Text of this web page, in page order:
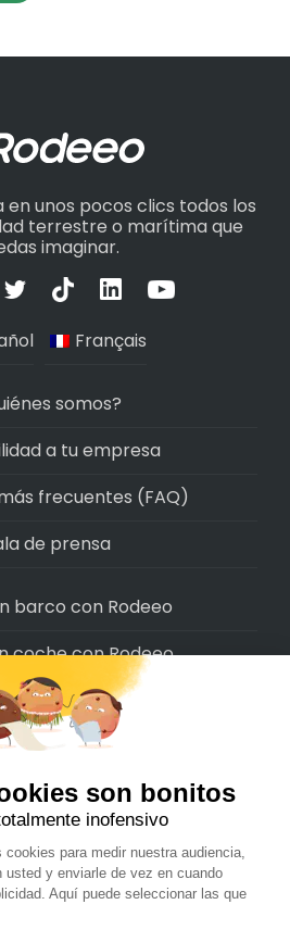
en unos pocos clics todos los
terrestre o marítima que
imaginar.
Français
somos?
a tu empresa
frecuentes (FAQ)
de prensa
barco con Rodeeo
coche con Rodeeo
moto con Rodeeo
scooter con Rodeeo
bicicleta con Rodeeo
con Rodeeo